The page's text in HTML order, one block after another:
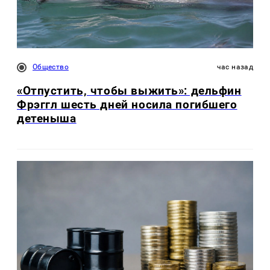
Общество час назад
«Отпустить, чтобы выжить»: дельфин
Фрэггл шесть дней носила погибшего
детеныша